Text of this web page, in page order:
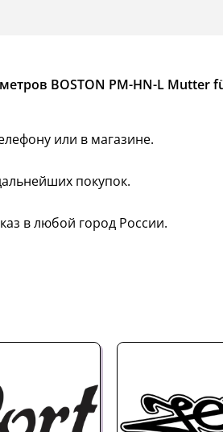
BOSTON PM-HN-L Mutter
или в магазине.
покупок.
в любой город России.